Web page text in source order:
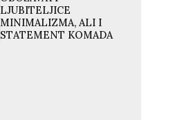
LJUBITELJICE
MINIMALIZMA, ALI I
STATEMENT KOMADA